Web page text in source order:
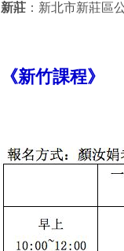
新莊 ：新北市新莊區
《新竹課程》